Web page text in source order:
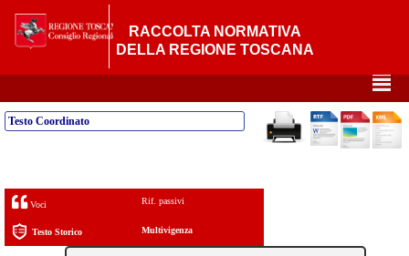
RACCOLTA NORMATIVA
DELLA REGIONE TOSCANA
²
Testo Coordinato
Voci Rif. passivi
Testo Storico Multivigenza